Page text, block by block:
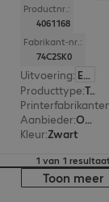
Productnr.:
4061168
Fabrikant-nr.:
74C2SK0
Uitvoering: Europa
Producttype: Toner
Aanbieder:
Origineel
Kleur:Zwart
1 van 1
Toon meer